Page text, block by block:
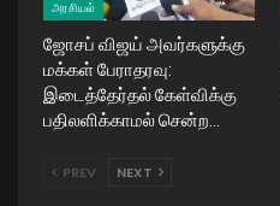
அரசியல்
ஜோசப் விஜய் அவர்களுக்கு
மக்கள் பேராதரவு:
இடைத்தேர்தல் கேள்விக்கு
பதிலளிக்காமல் சென்ற…
PREV NEXT